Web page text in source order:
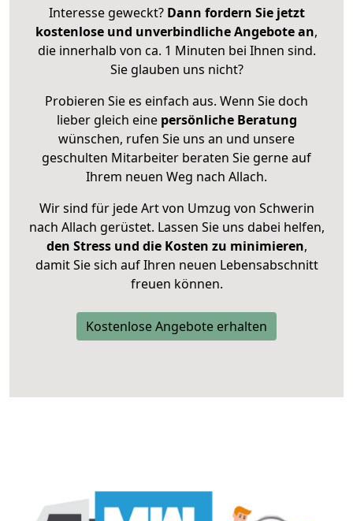
Interesse geweckt? Dann fordern Sie jetzt
kostenlose und unverbindliche Angebote an,
die innerhalb von ca. 1 Minuten bei Ihnen sind.
Sie glauben uns nicht?
Probieren Sie es einfach aus. Wenn Sie doch
lieber gleich eine persönliche Beratung
wünschen, rufen Sie uns an und unsere
geschulten Mitarbeiter beraten Sie gerne auf
Ihrem neuen Weg nach Allach.
Wir sind für jede Art von Umzug von Schwerin
nach Allach gerüstet. Lassen Sie uns dabei helfen,
den Stress und die Kosten zu minimieren,
damit Sie sich auf Ihren neuen Lebensabschnitt
freuen können.
Kostenlose Angebote erhalten